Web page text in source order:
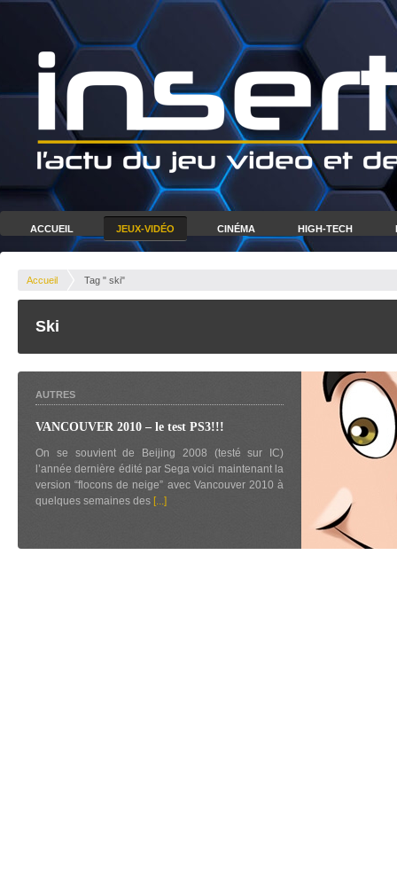
ACCUEIL JEUX-VIDÉO CINÉMA HIGH-TECH
Accueil Tag " ski"
Ski
AUTRES
VANCOUVER 2010 – le test PS3!!!
On se souvient de Beijing 2008 (testé sur IC)
l’année dernière édité par Sega voici maintenant la
version “flocons de neige” avec Vancouver 2010 à
quelques semaines des [...]